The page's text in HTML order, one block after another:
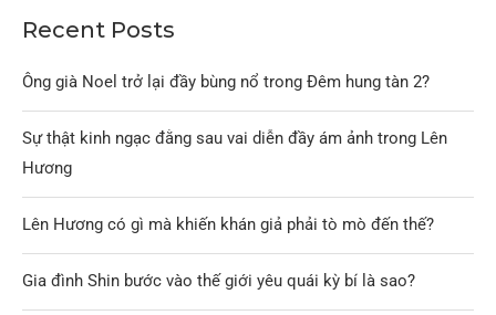
Recent Posts
Ông già Noel trở lại đầy bùng nổ trong Đêm hung tàn 2?
Sự thật kinh ngạc đằng sau vai diễn đầy ám ảnh trong Lên
Hương
Lên Hương có gì mà khiến khán giả phải tò mò đến thế?
Gia đình Shin bước vào thế giới yêu quái kỳ bí là sao?